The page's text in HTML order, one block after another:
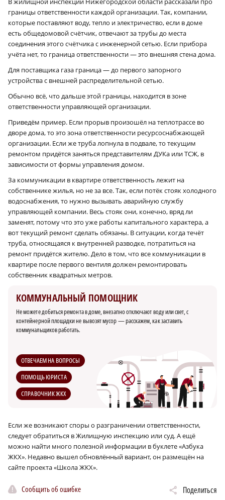
границы ответственности каждой организации. Так, компании,
которые поставляют воду, тепло и электричество, если в доме
есть общедомовой счётчик, отвечают за трубы до места
соединения этого счётчика с инженерной сетью. Если прибора
учёта нет, то граница ответственности — это внешняя стена дома.
Для поставщика газа граница — до первого запорного
устройства с внешней распределительной сетью.
Обычно всё, что дальше этой границы, находится в зоне
ответственности управляющей организации.
Приведём пример. Если прорыв произошёл на теплотрассе во
дворе дома, то это зона ответственности ресурсоснабжающей
организации. Если же труба лопнула в подвале, то текущим
ремонтом придётся заняться представителям ДУКа или ТСЖ, в
зависимости от формы управления домом.
За коммуникации в квартире ответственность лежит на
собственнике жилья, но не за все. Так, если потёк стояк холодного
водоснабжения, то нужно вызывать аварийную службу
управляющей компании. Весь стояк они, конечно, вряд ли
заменят, потому что это уже работы капитального характера, а
вот текущий ремонт сделать обязаны. В ситуации, когда течёт
труба, относящаяся к внутренней разводке, потратиться на
ремонт придётся жителю. Дело в том, что все коммуникации в
квартире после первого вентиля должен ремонтировать
собственник квадратных метров.
КОММУНАЛЬНЫЙ ПОМОЩНИК
Не можете добиться ремонта в доме, внезапно отключают воду или свет, с
контейнерной площадки не вывозят мусор — расскажем, как заставить
коммунальщиков работать.
ОТВЕЧАЕМ НА ВОПРОСЫ
ПОМОЩЬ ЮРИСТА
СПРАВОЧНИК ЖКХ
Если же возникают споры о разграничении ответственности,
следует обратиться в Жилищную инспекцию или суд. А ещё
можно найти много полезной информации в буклете «Азбука
ЖКХ». Недавно вышел обновлённый вариант, он размещён на
сайте проекта «Школа ЖКХ».
Сообщить об ошибке Поделиться